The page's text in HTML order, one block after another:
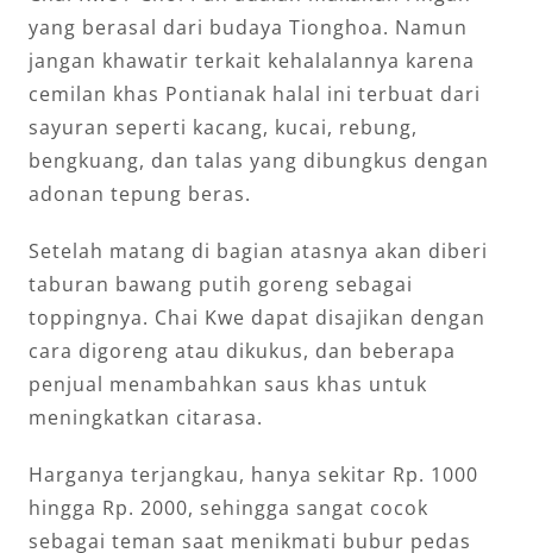
yang berasal dari budaya Tionghoa. Namun
jangan khawatir terkait kehalalannya karena
cemilan khas Pontianak halal ini terbuat dari
sayuran seperti kacang, kucai, rebung,
bengkuang, dan talas yang dibungkus dengan
adonan tepung beras.
Setelah matang di bagian atasnya akan diberi
taburan bawang putih goreng sebagai
toppingnya. Chai Kwe dapat disajikan dengan
cara digoreng atau dikukus, dan beberapa
penjual menambahkan saus khas untuk
meningkatkan citarasa.
Harganya terjangkau, hanya sekitar Rp. 1000
hingga Rp. 2000, sehingga sangat cocok
sebagai teman saat menikmati bubur pedas